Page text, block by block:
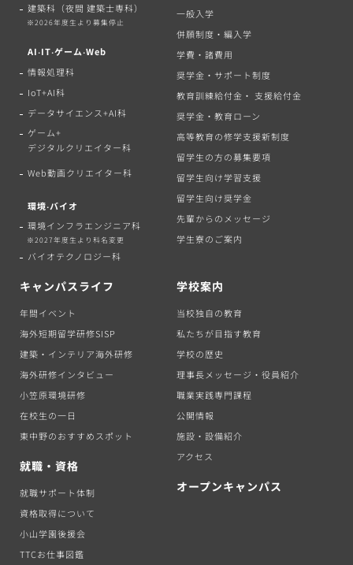
建築科（夜間 建築士専科）
※2026年度生より募集停止
AI‧IT‧ゲーム‧Web
情報処理科
IoT+AI科
データサイエンス+AI科
ゲーム+
デジタルクリエイター科
Web動画クリエイター科
環境‧バイオ
環境インフラエンジニア科
※2027年度生より科名変更
バイオテクノロジー科
一般入学
併願制度・編入学
学費・諸費用
奨学金・サポート制度
教育訓練給付金・ 支援給付金
奨学金・教育ローン
高等教育の修学支援新制度
留学生の方の募集要項
留学生向け学習支援
留学生向け奨学金
先輩からのメッセージ
学生寮のご案内
キャンパスライフ
年間イベント
海外短期留学研修SISP
建築・インテリア海外研修
海外研修インタビュー
小笠原環境研修
在校生の一日
東中野のおすすめスポット
就職・資格
就職サポート体制
資格取得について
小山学園後援会
TTCお仕事図鑑
学校案内
当校独自の教育
私たちが目指す教育
学校の歴史
理事長メッセージ・役員紹介
職業実践専門課程
公開情報
施設・設備紹介
アクセス
オープンキャンパス